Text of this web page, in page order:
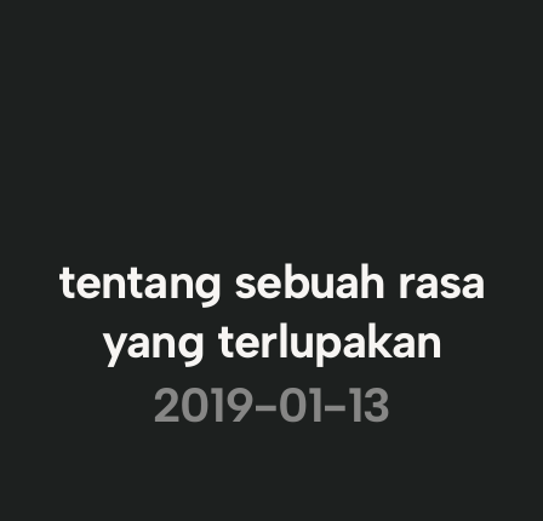
tentang sebuah rasa
yang terlupakan
2019-01-13